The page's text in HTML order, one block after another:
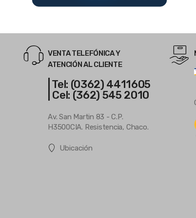
VENTA TELEFÓNICA Y
ATENCIÓN AL CLIENTE
| Tel: (0362) 4411605
| Cel: (362) 545 2010
Av. San Martin 83 - C.P.
H3500CIA. Resistencia, Chaco.
Ubicación